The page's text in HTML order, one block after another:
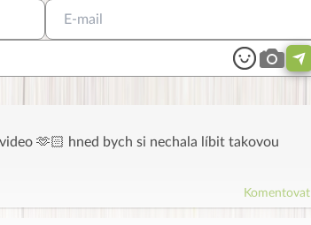
🫶🏻 hned bych si nechala líbit takovou
Komentovat